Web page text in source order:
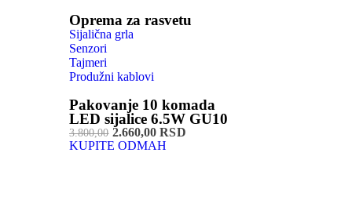
Oprema za rasvetu
Sijalična grla
Senzori
Tajmeri
Produžni kablovi
Pakovanje 10 komada
LED sijalice 6.5W GU10
3.800,002.660,00 RSD
KUPITE ODMAH